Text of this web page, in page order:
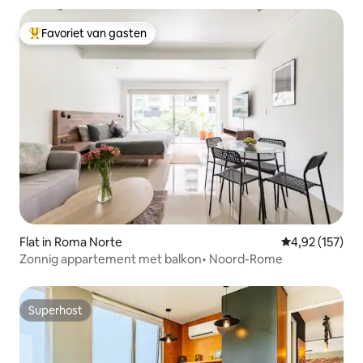
Topfavoriet van gasten
Favoriet van gasten
Flat in Roma Norte Gemiddelde
4,92 (157)
Zonnig appartement met balkon• Noord-Rome
Superhost
Superhost